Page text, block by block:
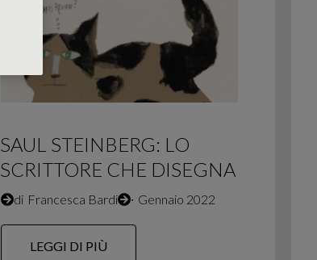
SAUL STEINBERG: LO
SCRITTORE CHE DISEGNA
di Francesca Bardi ∙ Gennaio 2022
LEGGI DI PIÙ